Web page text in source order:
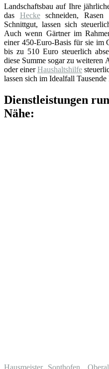
Landschaftsbau auf Ihre
das Heckeschneiden, Rasen
Schnittgut, lassen sich
Auch wenn Gärtner im
einer 450-Euro-Basis für sie im
bis zu 510 Euro steuerlich
diese Summe sogar zu weiteren
oder einerHaushaltshilfe
lassen sich im Idealfall
Dienstleistungen
Nähe:
Hausmeister Sonthofen,